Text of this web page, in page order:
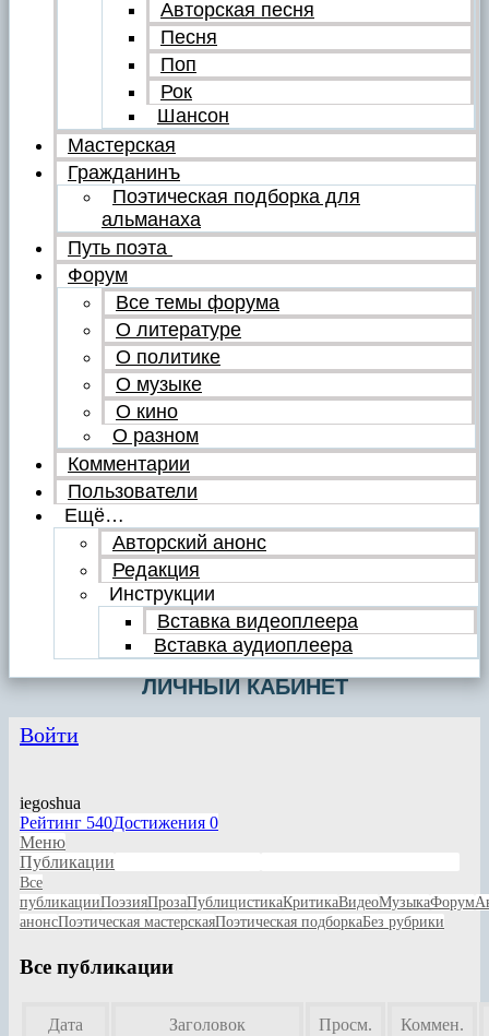
Авторская песня
Песня
Поп
Рок
Шансон
Мастерская
Гражданинъ
Поэтическая подборка для
альманаха
Путь поэта
Форум
Все темы форума
О литературе
О политике
О музыке
О кино
О разном
Комментарии
Пользователи
Ещё…
Авторский анонс
Редакция
Инструкции
Вставка видеоплеера
Вставка аудиоплеера
ЛИЧНЫЙ КАБИНЕТ
Войти
iegoshua
Рейтинг 540Достижения 0
Меню
Публикации
Все
публикацииПоэзияПрозаПублицистикаКритикаВидеоМузыкаФорум
анонсПоэтическая мастерскаяПоэтическая подборкаБез рубрики
Все публикации
Дата Заголовок Просм. Коммен.